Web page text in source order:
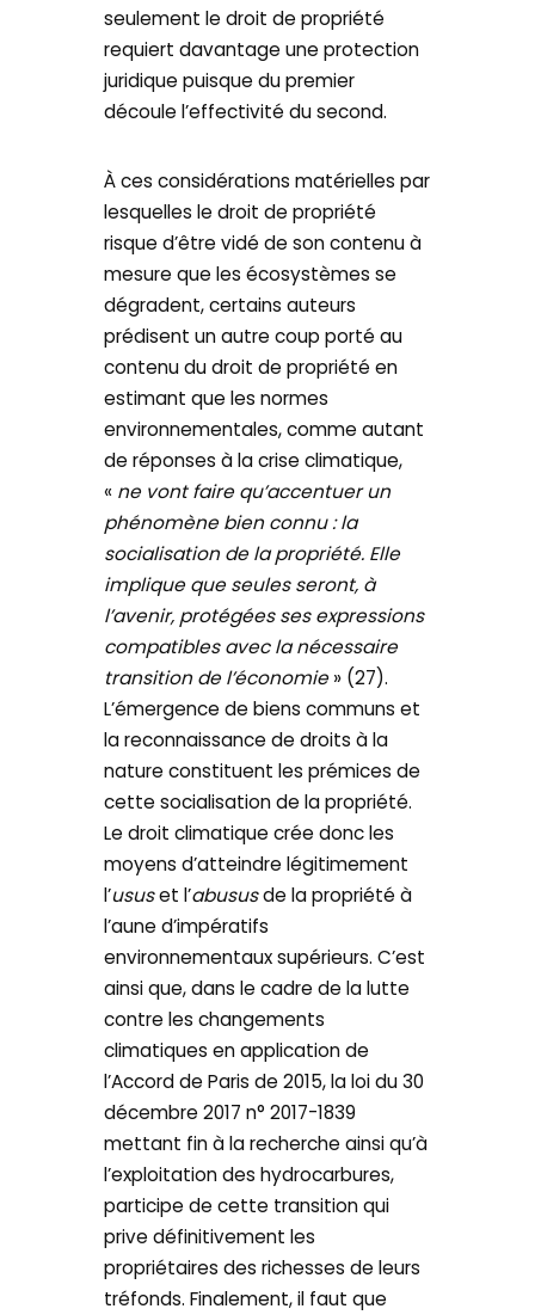
seulement le droit de propriété
requiert davantage une protection
juridique puisque du premier
découle l’effectivité du second.
À ces considérations matérielles par
lesquelles le droit de propriété
risque d’être vidé de son contenu à
mesure que les écosystèmes se
dégradent, certains auteurs
prédisent un autre coup porté au
contenu du droit de propriété en
estimant que les normes
environnementales, comme autant
de réponses à la crise climatique,
« ne vont faire qu’accentuer un
phénomène bien connu : la
socialisation de la propriété. Elle
implique que seules seront, à
l’avenir, protégées ses expressions
compatibles avec la nécessaire
transition de l’économie» (27).
L’émergence de biens communs et
la reconnaissance de droits à la
nature constituent les prémices de
cette socialisation de la propriété.
Le droit climatique crée donc les
moyens d’atteindre légitimement
l’ususet l’abususde la propriété à
l’aune d’impératifs
environnementaux supérieurs. C’est
ainsi que, dans le cadre de la lutte
contre les changements
climatiques en application de
l’Accord de Paris de 2015, la loi du 30
décembre 2017 n° 2017-1839
mettant fin à la recherche ainsi qu’à
l’exploitation des hydrocarbures,
participe de cette transition qui
prive définitivement les
propriétaires des richesses de leurs
tréfonds. Finalement, il faut que